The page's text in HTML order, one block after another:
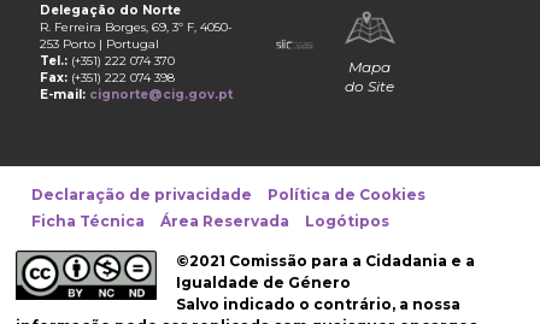
Delegação do Norte
R. Ferreira Borges, 69, 3º F, 4050-
253 Porto | Portugal
Tel.: (+351) 222 074 370
Fax: (+351) 222 074 398
E-mail: cignorte@cig.gov.pt
Mapa
do Site
Declaração de privacidade
Política de Cookies
Ficha Técnica
Área Reservada Logótipos
©2021 Comissão para a Cidadania e a
Igualdade de Género
Salvo indicado o contrário, a nossa